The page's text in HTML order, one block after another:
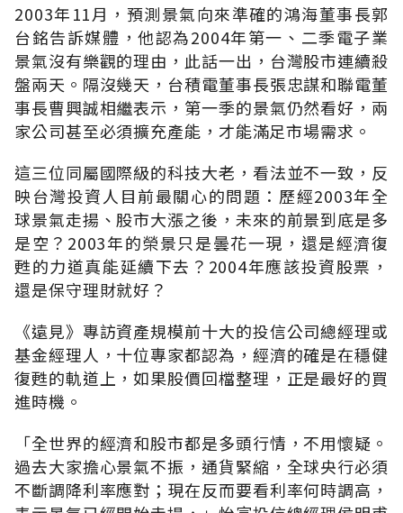
2003年11月，預測景氣向來準確的鴻海董事長郭
台銘告訴媒體，他認為2004年第一、二季電子業
景氣沒有樂觀的理由，此話一出，台灣股市連續殺
盤兩天。隔沒幾天，台積電董事長張忠謀和聯電董
事長曹興誠相繼表示，第一季的景氣仍然看好，兩
家公司甚至必須擴充產能，才能滿足市場需求。
這三位同屬國際級的科技大老，看法並不一致，反
映台灣投資人目前最關心的問題：歷經2003年全
球景氣走揚、股市大漲之後，未來的前景到底是多
是空？2003年的榮景只是曇花一現，還是經濟復
甦的力道真能延續下去？2004年應該投資股票，
還是保守理財就好？
《遠見》專訪資產規模前十大的投信公司總經理或
基金經理人，十位專家都認為，經濟的確是在穩健
復甦的軌道上，如果股價回檔整理，正是最好的買
進時機。
「全世界的經濟和股市都是多頭行情，不用懷疑。
過去大家擔心景氣不振，通貨緊縮，全球央行必須
不斷調降利率應對；現在反而要看利率何時調高，